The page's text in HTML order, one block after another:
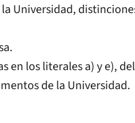
Universidad,
en los literales a) y e),
de la Universidad.